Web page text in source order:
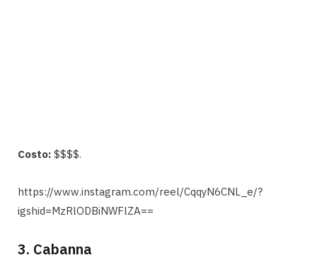
Costo: $$$$.
https://www.instagram.com/reel/CqqyN6CNL_e/?
igshid=MzRlODBiNWFlZA==
3. Cabanna